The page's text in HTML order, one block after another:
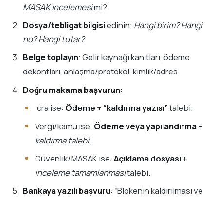
MASAK incelemesimi?
Dosya/tebligat bilgisiedinin: Hangi birim? Hangi
no? Hangi tutar?
Belge toplayın: Gelir kaynağı kanıtları, ödeme
dekontları, anlaşma/protokol, kimlik/adres.
Doğru makama başvurun:
İcra ise: Ödeme + “kaldırma yazısı”talebi.
Vergi/kamu ise: Ödeme veya yapılandırma+
kaldırma talebi.
Güvenlik/MASAK ise:Açıklama dosyası+
inceleme tamamlanmasıtalebi.
Bankaya yazılı başvuru: “Blokenin kaldırılması ve